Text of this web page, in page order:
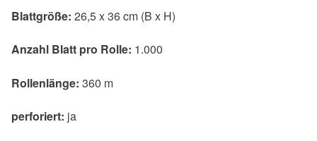
Blattgröße: 26,5 x 36 cm (B x H)
Anzahl Blatt pro Rolle: 1.000
Rollenlänge: 360 m
perforiert: ja